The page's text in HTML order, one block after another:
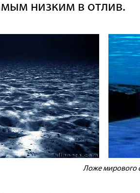
низким в отлив.
Ложе мирового